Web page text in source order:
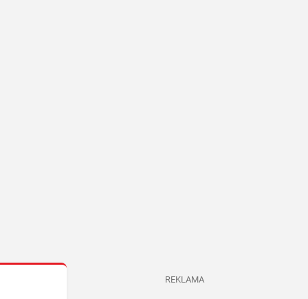
REKLAMA